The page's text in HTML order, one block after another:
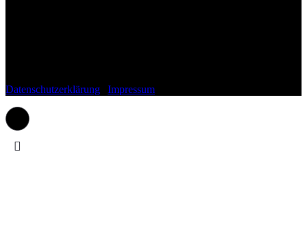
Datenschutzerklärung
Impressum